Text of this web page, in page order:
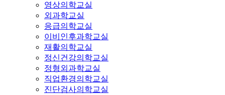
영상의학교실
외과학교실
응급의학교실
이비인후과학교실
재활의학교실
정신건강의학교실
정형외과학교실
직업환경의학교실
진단검사의학교실